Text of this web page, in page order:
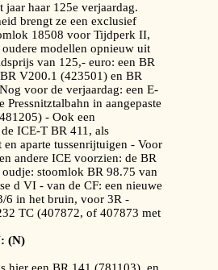
haar 125e verjaardag.
brengt ze een exclusief
18508 voor Tijdperk II,
modellen opnieuw uit
van 125,- euro: een BR
V200.1 (423501) en BR
voor de verjaardag: een E-
Pressnitztalbahn in aangepaste
- Ook een
ICE-T BR 411, als
en aparte tussenrijtuigen - Voor
andere ICE voorzien: de BR
stoomlok BR 98.75 van
d VI - van de CF: een nieuwe
6 in het bruin, voor 3R -
TC (407872, of 407873 met
(N)